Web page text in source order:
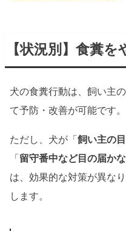
【状況別】食糞
犬の食糞行動は、飼い主
て予防・改善が可能です。
ただし、犬が「飼い主の
「留守番中など目の届か
は、効果的な対策が異な
します。